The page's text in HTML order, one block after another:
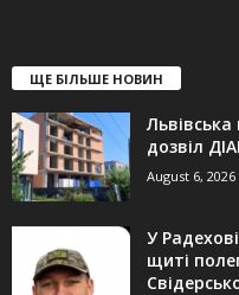
ЩЕ БІЛЬШЕ НОВИН
дозвіл
August 6, 2026
У
щиті